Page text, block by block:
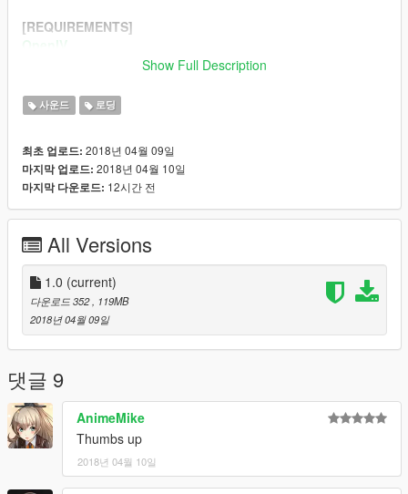
[REQUIREMENTS]
OpenIV
UsingOpenIVyou can either
td_loading_music.awc
x64\audio\sfx\PROLOGUE.rpf
the included OIV Package Installer
Show Full Description
사운드 로딩
최초 업로드: 2018년 04월 09일
마지막 업로드: 2018년 04월 10일
마지막 다운로드: 12시간 전
All Versions
1.0 (current)
다운로드 352
, 119MB
2018년 04월 09일
댓글 9
AnimeMike
Thumbs up
2018년 04월 10일